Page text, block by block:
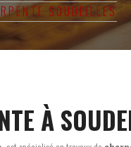
SOUDEILLES
À